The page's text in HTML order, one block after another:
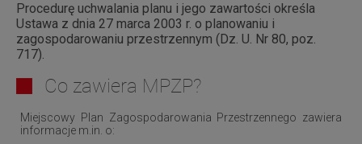
Procedurę uchwalania planu i jego zawartości określa
Ustawa z dnia 27 marca 2003 r. o planowaniu i
zagospodarowaniu przestrzennym (Dz. U. Nr 80, poz.
717).
Co zawiera MPZP?
Miejscowy Plan Zagospodarowania Przestrzennego zawiera
informacje m.in. o: